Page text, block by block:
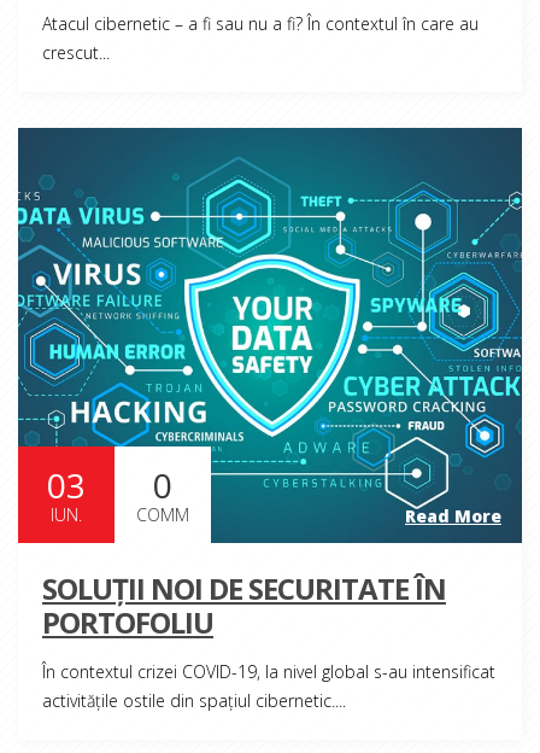
Atacul cibernetic – a fi sau nu a fi? În contextul în care au
crescut...
Read More
03
IUN.
0
COMM
SOLUȚII NOI DE SECURITATE ÎN
PORTOFOLIU
În contextul crizei COVID-19, la nivel global s-au intensificat
activitățile ostile din spațiul cibernetic....